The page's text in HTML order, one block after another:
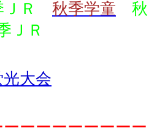
ＪＲ 秋季学童 秋
ＪＲ
光大会
ーーーーーーーー